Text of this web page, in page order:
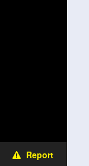
Report